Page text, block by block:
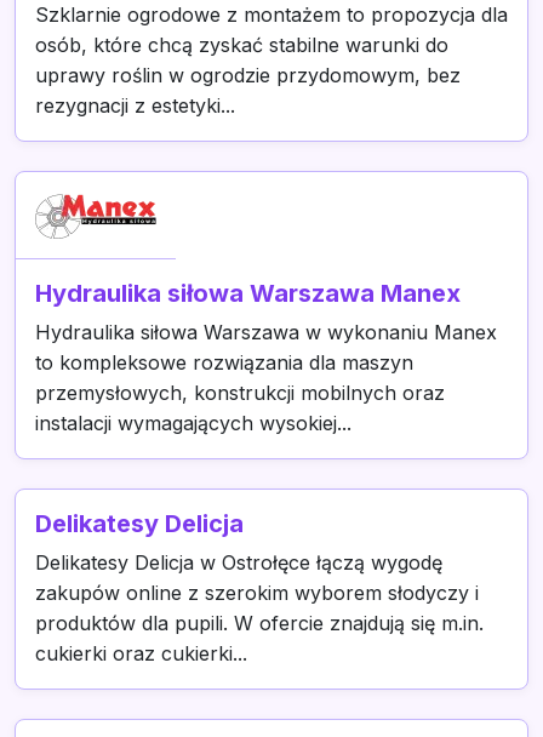
Szklarnie ogrodowe z montażem to propozycja dla
osób, które chcą zyskać stabilne warunki do
uprawy roślin w ogrodzie przydomowym, bez
rezygnacji z estetyki...
Hydraulika siłowa Warszawa Manex
Hydraulika siłowa Warszawa w wykonaniu Manex
to kompleksowe rozwiązania dla maszyn
przemysłowych, konstrukcji mobilnych oraz
instalacji wymagających wysokiej...
Delikatesy Delicja
Delikatesy Delicja w Ostrołęce łączą wygodę
zakupów online z szerokim wyborem słodyczy i
produktów dla pupili. W ofercie znajdują się m.in.
cukierki oraz cukierki...